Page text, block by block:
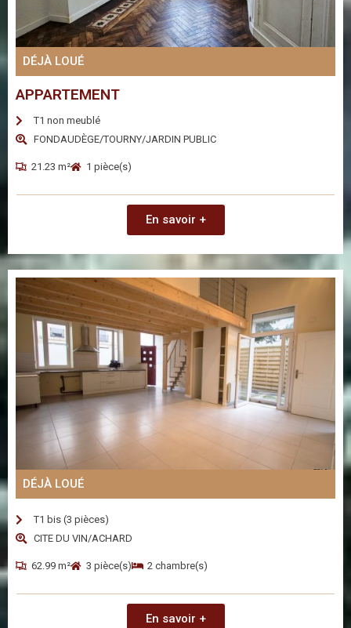
DÉJÀ LOUÉ
APPARTEMENT
T1 non meublé
FONDAUDÈGE/TOURNY/JARDIN PUBLIC
21.23 m² 1 pièce(s)
En savoir +
DÉJÀ LOUÉ
T1 bis (3 pièces)
CITE DU VIN/ACHARD
62.99 m² 3 pièce(s) 2 chambre(s)
En savoir +